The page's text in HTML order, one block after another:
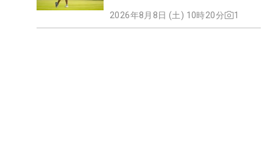
2026年8月8日 (土) 10時20分 1